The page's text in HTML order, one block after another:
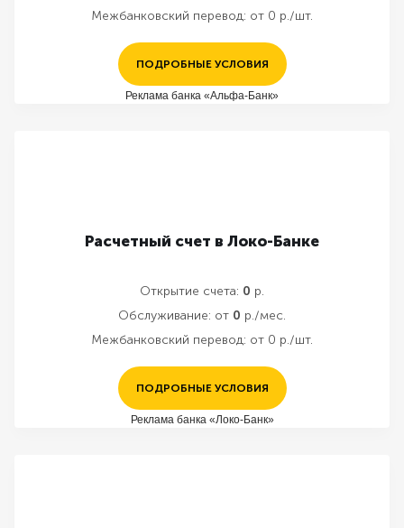
Межбанковский перевод: от 0 р./шт.
ПОДРОБНЫЕ УСЛОВИЯ
Реклама банка «Альфа-Банк»
Расчетный счет в Локо-Банке
Открытие счета: 0 р.
Обслуживание: от 0 р./мес.
Межбанковский перевод: от 0 р./шт.
ПОДРОБНЫЕ УСЛОВИЯ
Реклама банка «Локо-Банк»